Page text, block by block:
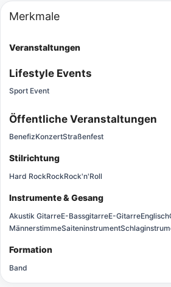
Merkmale
Veranstaltungen
Lifestyle Events
Sport Event
Öffentliche Veranstaltungen
BenefizKonzertStraßenfest
Stilrichtung
Hard RockRockRock'n'Roll
Instrumente & Gesang
Akustik GitarreE-BassgitarreE-GitarreEnglisch
MännerstimmeSaiteninstrument
Formation
Band